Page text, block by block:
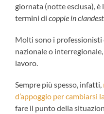
giornata (notte esclusa),
termini dicoppie in
Molti sono i professionisti
nazionale o
lavoro.
Sempre più spesso, infatti,
d’appoggio per cambiarsi
fare il punto della